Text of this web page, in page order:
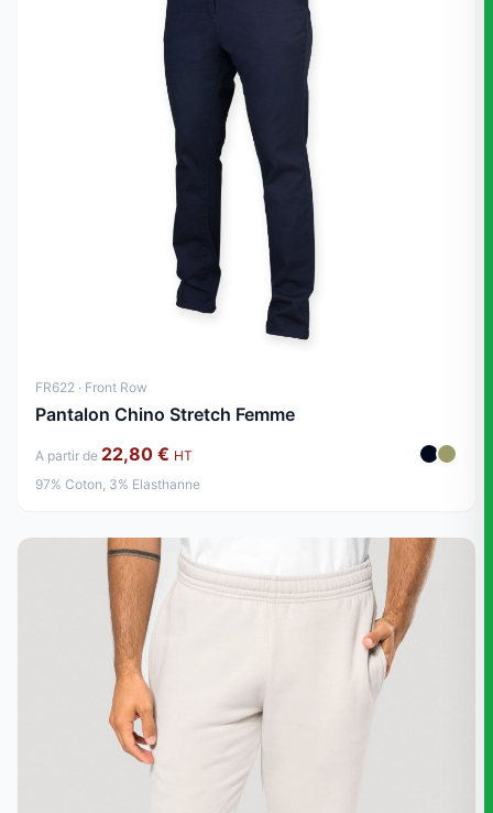
FR622 · Front Row
Pantalon Chino Stretch Femme
A partir de 22,80 € HT
97% Coton, 3% Elasthanne